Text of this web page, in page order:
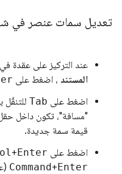
تعديل سمات عنصر في
عند التركيز على عقدة في
المستند ، اضغط على
اضغط على Tab
"مسافة"، تكون داخل
قيمة سمة جديدة.
اضغط على
+Enter
Command+Enter